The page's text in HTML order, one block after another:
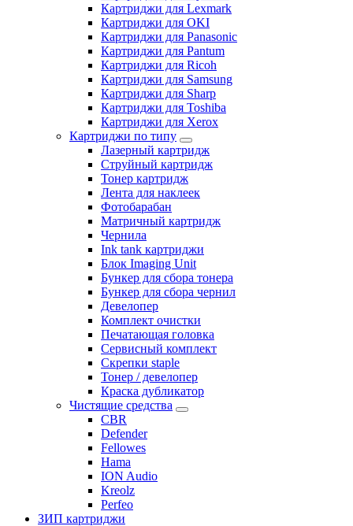
Картриджи для Lexmark
Картриджи для OKI
Картриджи для Panasonic
Картриджи для Pantum
Картриджи для Ricoh
Картриджи для Samsung
Картриджи для Sharp
Картриджи для Toshiba
Картриджи для Xerox
Картриджи по типу
Лазерный картридж
Струйный картридж
Тонер картридж
Лента для наклеек
Фотобарабан
Матричный картридж
Чернила
Ink tank картриджи
Блок Imaging Unit
Бункер для сбора тонера
Бункер для сбора чернил
Девелопер
Комплект очистки
Печатающая головка
Сервисный комплект
Скрепки staple
Тонер / девелопер
Краска дубликатор
Чистящие средства
CBR
Defender
Fellowes
Hama
ION Audio
Kreolz
Perfeo
ЗИП картриджи